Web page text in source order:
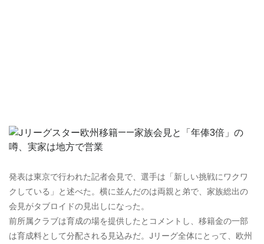
発表は東京で行われた記者会見で、選手は「新しい挑戦にワクワ
クしている」と述べた。横に並んだのは両親と弟で、家族総出の
会見がタブロイドの見出しになった。
前所属クラブは育成の場を提供したとコメントし、移籍金の一部
は育成料として分配される見込みだ。Jリーグ全体にとって、欧州